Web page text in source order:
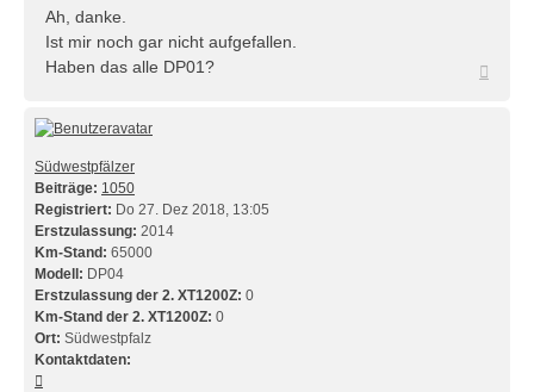
Ah, danke.
Ist mir noch gar nicht aufgefallen.
Haben das alle DP01?
Südwestpfälzer
Beiträge: 1050
Registriert: Do 27. Dez 2018, 13:05
Erstzulassung: 2014
Km-Stand: 65000
Modell: DP04
Erstzulassung der 2. XT1200Z: 0
Km-Stand der 2. XT1200Z: 0
Ort: Südwestpfalz
Kontaktdaten: